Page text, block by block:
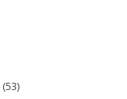
(53)